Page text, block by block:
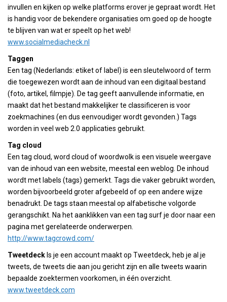
invullen en kijken op welke platforms erover je gepraat wordt. Het
is handig voor de bekendere organisaties om goed op de hoogte
te blijven van wat er speelt op het web!
www.socialmediacheck.nl
Taggen
Een tag (Nederlands: etiket of label) is een sleutelwoord of term
die toegewezen wordt aan de inhoud van een digitaal bestand
(foto, artikel, filmpje). De tag geeft aanvullende informatie, en
maakt dat het bestand makkelijker te classificeren is voor
zoekmachines (en dus eenvoudiger wordt gevonden.) Tags
worden in veel web 2.0 applicaties gebruikt.
Tag cloud
Een tag cloud, word cloud of woordwolk is een visuele weergave
van de inhoud van een website, meestal een weblog. De inhoud
wordt met labels (tags) gemerkt. Tags die vaker gebruikt worden,
worden bijvoorbeeld groter afgebeeld of op een andere wijze
benadrukt. De tags staan meestal op alfabetische volgorde
gerangschikt. Na het aanklikken van een tag surf je door naar een
pagina met gerelateerde onderwerpen.
http://www.tagcrowd.com/
Tweetdeck ls je een account maakt op Tweetdeck, heb je al je
tweets, de tweets die aan jou gericht zijn en alle tweets waarin
bepaalde zoektermen voorkomen, in één overzicht.
www.tweetdeck.com